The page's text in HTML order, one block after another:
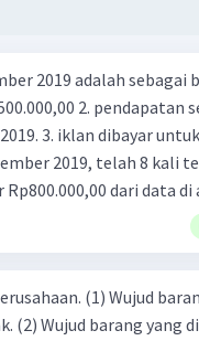
2019 adalah sebagai
diterima untuk 1
dan
2019, telah 8 kali
dari data
....
(1) Wujud
(2) Wujud barang yang